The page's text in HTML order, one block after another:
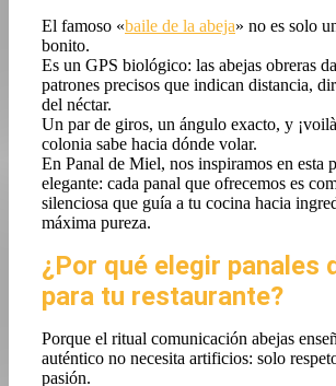
El famoso «baile de la abeja» no es solo
bonito.
Es un GPS biológico: las abejas obreras
patrones precisos que indican distancia,
del néctar.
Un par de giros, un ángulo exacto, y
colonia sabe hacia dónde volar.
En Panal de Miel, nos inspiramos en esta
elegante: cada panal que ofrecemos es
silenciosa que guía a tu cocina hacia
máxima pureza.
¿Por qué elegir panales
para tu restaurante?
Porque el ritual comunicación abejas
auténtico no necesita artificios: solo
pasión.